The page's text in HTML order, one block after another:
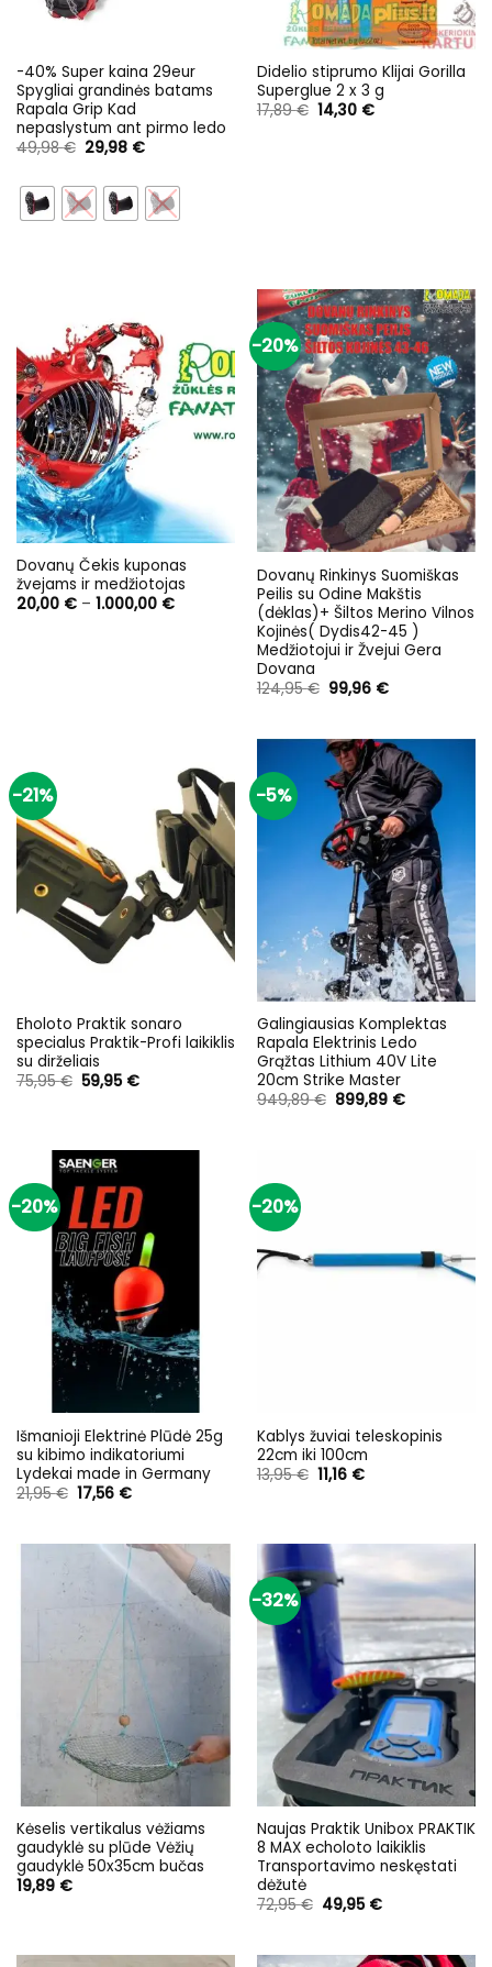
-40% Super kaina 29eur
Spygliai grandinės batams
Rapala Grip Kad
nepaslystum ant pirmo ledo
49,98€ Original
price
49,98 €.
29,98 €Current
29,98 €.
Didelio stiprumo Klijai Gorilla
Superglue 2 x 3 g
17,89€ Original
price
14,30 €Current
Dovanų Čekis kuponas
žvejams ir medžiotojas
20,00 € – 1.000,00 €Price
-20%
Dovanų Rinkinys Suomiškas
Peilis su Odine Makštis
(dėklas)+ Šiltos Merino Vilnos
Kojinės( Dydis42-45 )
Medžiotojui ir Žvejui Gera
Dovana
124,95€ Original
price
99,96 €Current
-21%
Eholoto Praktik sonaro
specialus Praktik-Profi laikiklis
su dirželiais
75,95€ Original
price
59,95 €Current
-5%
Galingiausias Komplektas
Rapala Elektrinis Ledo
Grąžtas Lithium 40V Lite
20cm Strike Master
949,89€ Original
price
899,89 €Current
-20%
Išmanioji Elektrinė Plūdė 25g
su kibimo indikatoriumi
Lydekai made in Germany
21,95€ Original
price
17,56 €Current
-20%
Kablys žuviai teleskopinis
22cm iki 100cm
13,95€ Original
price
11,16 €Current
Kėselis vertikalus vėžiams
gaudyklė su plūde Vėžių
gaudyklė 50x35cm bučas
19,89 €
-32%
Naujas Praktik Unibox PRAKTIK
8 MAX echoloto laikiklis
Transportavimo neskęstati
dėžutė
72,95€ Original
price
49,95 €Current